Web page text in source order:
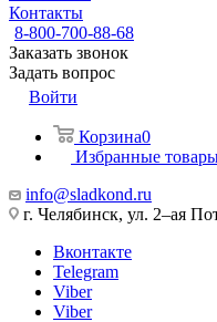
Контакты
8-800-700-88-68
Заказать звонок
Задать вопрос
Войти
Корзина0
Избранные
info@sladkond.ru
г. Челябинск, ул. 2–ая
Вконтакте
Telegram
Viber
Viber